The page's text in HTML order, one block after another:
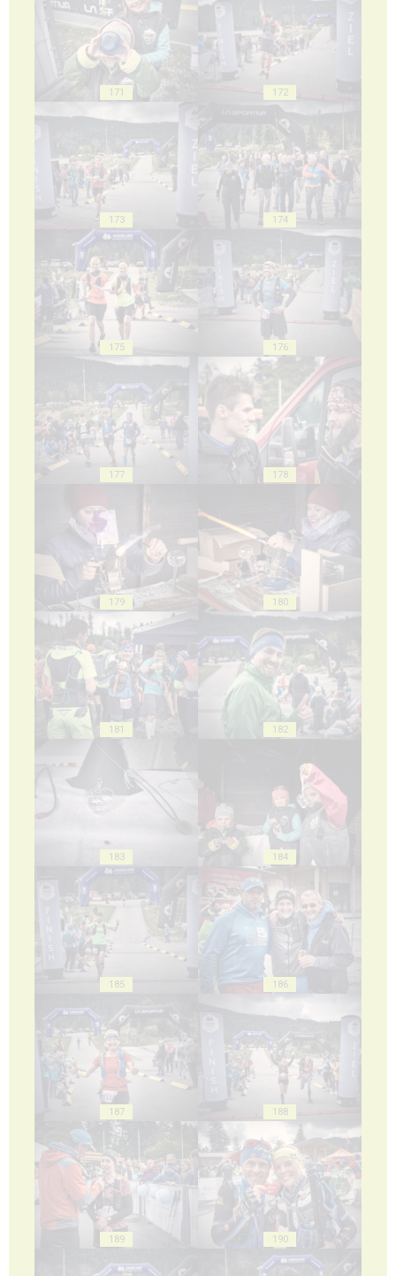
171 172
173 174
175 176
177 178
179 180
181 182
183 184
185 186
187 188
189 190